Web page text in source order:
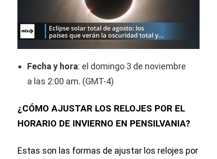
Fecha y hora: el domingo 3 de noviembre
a las 2:00 am. (GMT-4)
¿CÓMO AJUSTAR LOS RELOJES POR EL
HORARIO DE INVIERNO EN PENSILVANIA?
Estas son las formas de ajustar los relojes por